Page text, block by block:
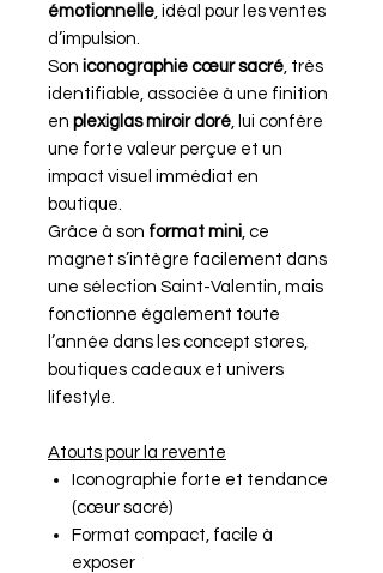
émotionnelle , idéal pour les ventes
d’impulsion.
Son iconographie cœur sacré , très
identifiable, associée à une finition
en plexiglas miroir doré , lui confère
une forte valeur perçue et un
impact visuel immédiat en
boutique.
Grâce à son format mini , ce
magnet s’intègre facilement dans
une sélection Saint-Valentin, mais
fonctionne également toute
l’année dans les concept stores,
boutiques cadeaux et univers
lifestyle.
Atouts pour la revente
Iconographie forte et tendance
(cœur sacré)
Format compact, facile à
exposer